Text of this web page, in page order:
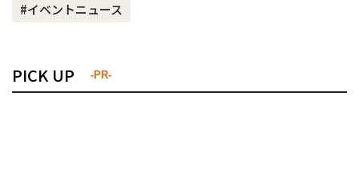
#イベントニュース
PICK UP -PR-